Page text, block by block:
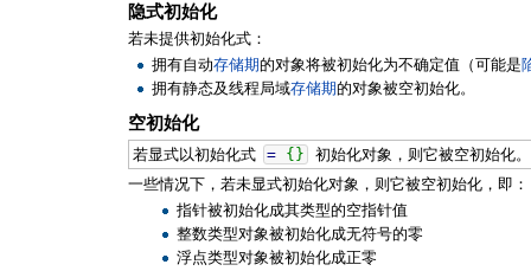
隐式初始化
若未提供初始化式：
拥有自动存储期的对象将被初始化为不确定值（可能是
拥有静态及线程局域存储期的对象被空初始化。
空初始化
若显式以初始化式 = { }
初始化对象，则它被空初始化。
一些情况下，若未显式初始化对象，则它被空初始化，即：
指针被初始化成其类型的空指针值
整数类型对象被初始化成无符号的零
浮点类型对象被初始化成正零